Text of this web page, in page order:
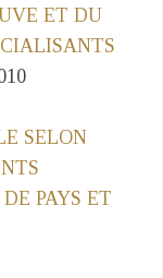
ET DU
SELON
PAYS ET